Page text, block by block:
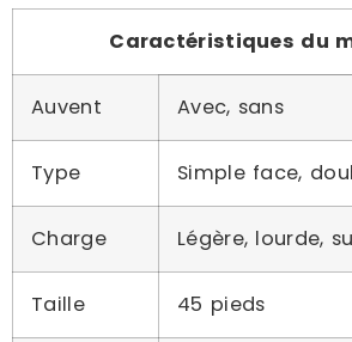
Caractéristiques du
Auvent Avec, sans
Type Simple face,
Charge Légère, lourde,
Taille 45 pieds